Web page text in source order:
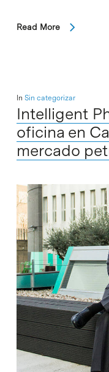
Read More
In Sin categorizar
Intelligent
oficina en
mercado